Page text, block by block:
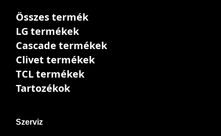
Összes termék
LG termékek
Cascade termékek
Clivet termékek
TCL termékek
Tartozékok
Szerviz